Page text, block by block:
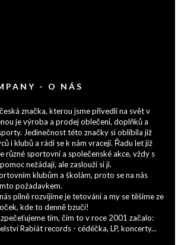
- O NÁS
značka, kterou jsme přivedli na svět v
je výroba a prodej oblečení, doplňků a
Jedinečnost této značky si oblíbila již
i klubů a rádi se k nám vracejí. Řadu let již
různé sportovní a společenské akce, vždy s
nežádají, ale zaslouží si ji.
klubům a školám, proto se na nás
požadavkem.
pilně rozvíjíme je tetování a my se těšíme ze
kde to denně bzučí!
tím, čím to v roce 2001 začalo:
Rabiát records - cédéčka, LP, koncerty...